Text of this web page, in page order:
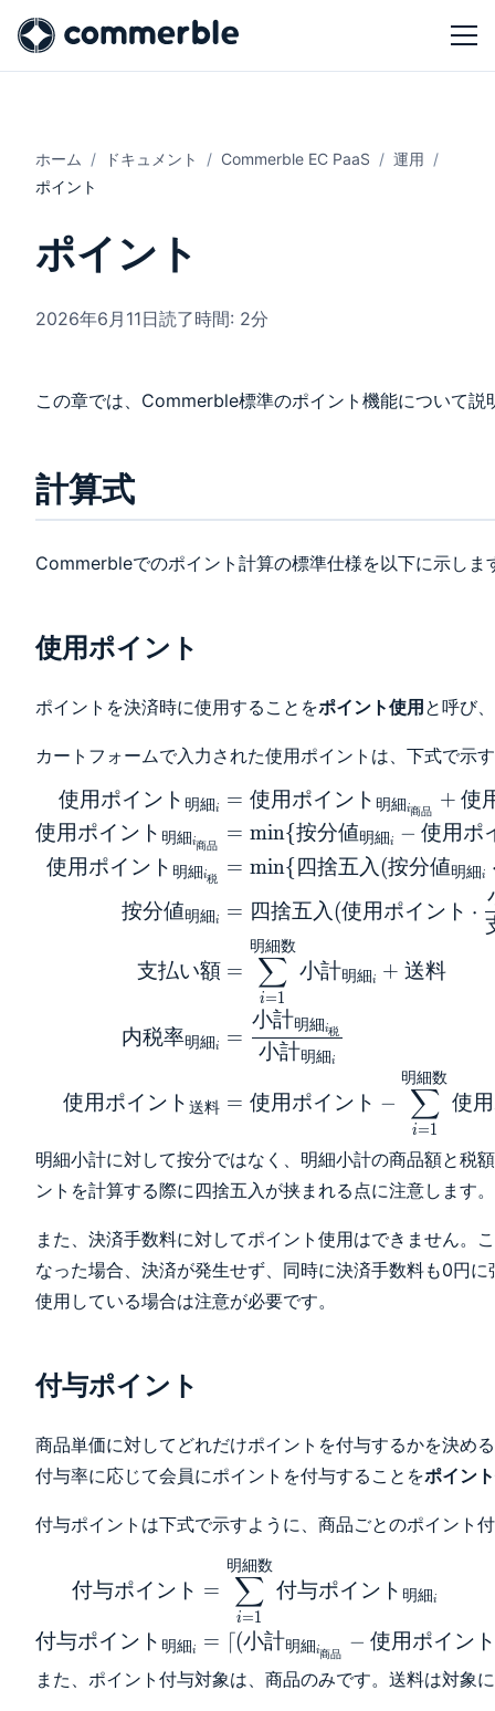
ホーム ドキュメント Commerble EC PaaS
運用
ポイント
ポイント
2026年6月11日読了時間: 2分
この章では、Commerble標準のポイント機能について説
計算式
Commerbleでのポイント計算の標準仕様を以下に示しま
使用ポイント
ポイントを決済時に使用することをポイント使用 と呼び
カートフォームで入力された使用ポイントは、下式で示
\begin{aligned}
使用ポイント
_{明細_i} &= 使
用ポイント_{明
細_{i_{商品}}}
+ 使用ポイント
\\ 使用ポイント
品}}} &= \min
\{ 按分値_{明細
ト_{明細_{i_
細_{i_{商品}}}
\} \\ 使用ポイ
ント_{明細_{i_
税}} &= \min \
{ 四捨五入(按分
値_{明細_i}
\cdot内税率_{明
按分値_{明細_i}
用ポイント
\cdot \frac{小計
_{明細_i}}{支払
い額})\\ 支払い
額 &=
細数} 小計_{明
内税率_{明細_i}
&= \frac{小計
_{明細_{i_税}}}
使用ポイ ン ト 明細 i
使用ポイ ン ト 明細 i商品
使用ポイ ン ト 明細i税
按分値明細 i
支払い額
内税率明細 i
使用ポイ ン ト 送料
= 使用ポイ ン ト 明細 i商品
+ 使
= min{按分値明細 i − 使用ポ
= min{四捨五入(按分値明細i
= 四捨五入(使用ポイ ン ト ⋅
=
i=1
∑
明細数
小計明細 i + 送料
=
小計明細 i
小計明細i税
= 使用ポイ ン ト −
i=1
∑
明細数
使用
明細小計に対して按分ではなく、明細小計の商品額と税
ントを計算する際に四捨五入が挟まれる点に注意します。
また、決済手数料に対してポイント使用はできません。
なった場合、決済が発生せず、同時に決済手数料も0円
使用している場合は注意が必要です。
付与ポイント
商品単価に対してどれだけポイントを付与するかを決め
付与率に応じて会員にポイントを付与することをポイン
付与ポイントは下式で示すように、商品ごとのポイント
付与ポイント
\sum_{i=1}^{明
細数} 付与ポイ
ント_{明細_i}
付与ポイ ン ト
付与ポイ ン ト 明細 i
=
i=1
∑
明細数
付与ポイ ン ト 明細i
= ⌈(小計明細 i商品
− 使用ポイ ン
また、ポイント付与対象は、商品のみです。送料は対象